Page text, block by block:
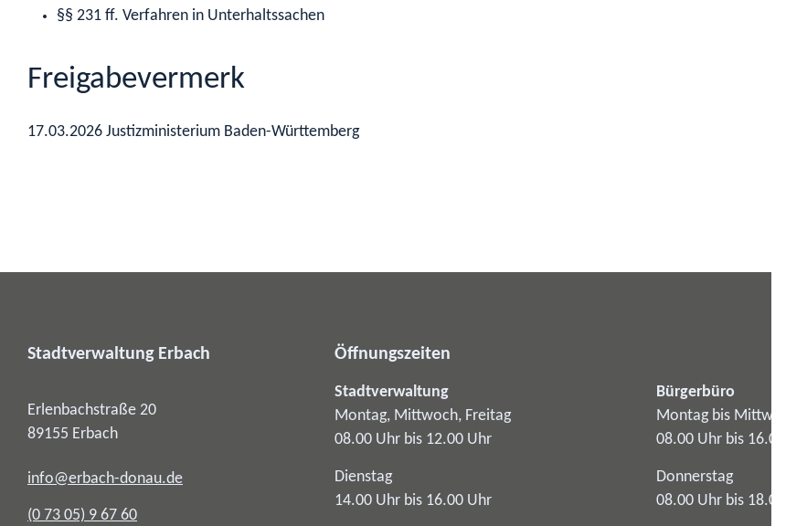
§§ 231 ff. Verfahren in Unterhaltssachen
Freigabevermerk
17.03.2026 Justizministerium Baden-Württemberg
Stadtverwaltung Erbach
Erlenbachstraße 20
89155 Erbach
info@erbach-donau.de
(0 73 05) 9 67 60
Öffnungszeiten
Stadtverwaltung
Montag, Mittwoch, Freitag
08.00 Uhr bis 12.00 Uhr
Dienstag
14.00 Uhr bis 16.00 Uhr
Bürgerbüro
Montag bis Mittwoch
08.00 Uhr bis 16.00 Uhr
Donnerstag
08.00 Uhr bis 18.00 Uhr